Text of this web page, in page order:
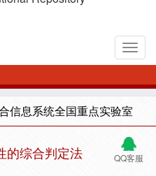
信息系统全国重点实验室
QQ客服
的综合判定法